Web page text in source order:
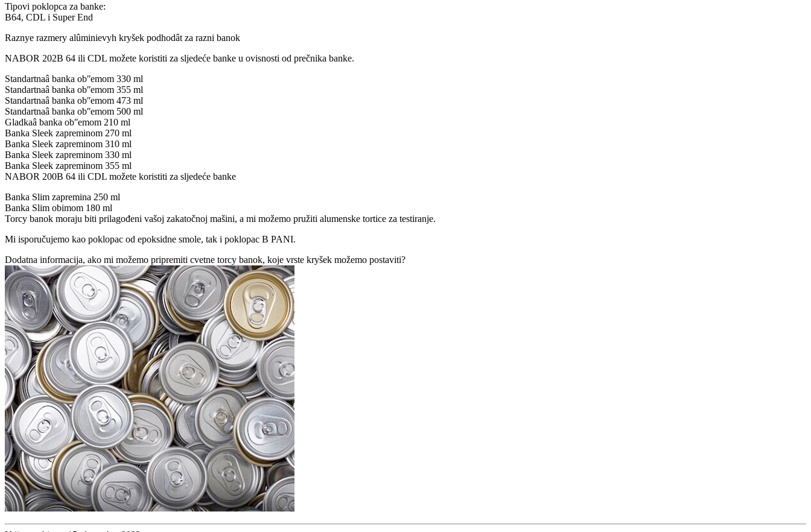
Tipovi poklopca za banke:
B64, CDL i Super End
Raznye razmery alûminievyh kryšek podhodât za razni banok
NABOR 202B 64 ili CDL možete koristiti za sljedeće banke u ovisnosti od prečnika banke.
Standartnaâ banka obʺemom 330 ml
Standartnaâ banka obʺemom 355 ml
Standartnaâ banka obʺemom 473 ml
Standartnaâ banka obʺemom 500 ml
Gladkaâ banka obʺemom 210 ml
Banka Sleek zapreminom 270 ml
Banka Sleek zapreminom 310 ml
Banka Sleek zapreminom 330 ml
Banka Sleek zapreminom 355 ml
NABOR 200B 64 ili CDL možete koristiti za sljedeće banke
Banka Slim zapremina 250 ml
Banka Slim obimom 180 ml
Torcy banok moraju biti prilagođeni vašoj zakatočnoj mašini, a mi možemo pružiti alumenske tortice za testiranje.
Mi isporučujemo kao poklopac od epoksidne smole, tak i poklopac B PANI.
Dodatna informacija, ako mi možemo pripremiti cvetne torcy banok, koje vrste kryšek možemo postaviti?